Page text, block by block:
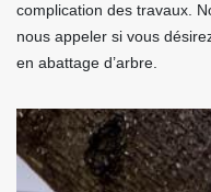
complication des travaux.
nous appeler si vous
en abattage d’arbre.